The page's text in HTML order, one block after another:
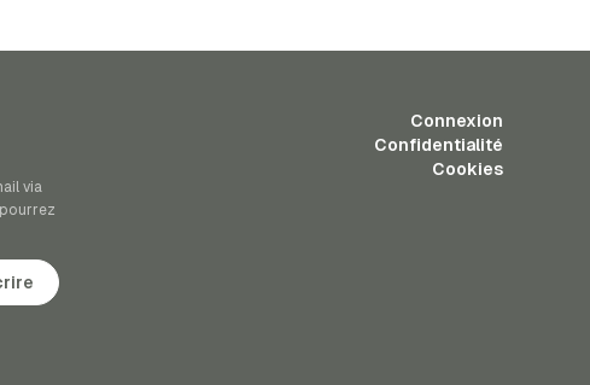
via
Connexion
Confidentialité
Cookies